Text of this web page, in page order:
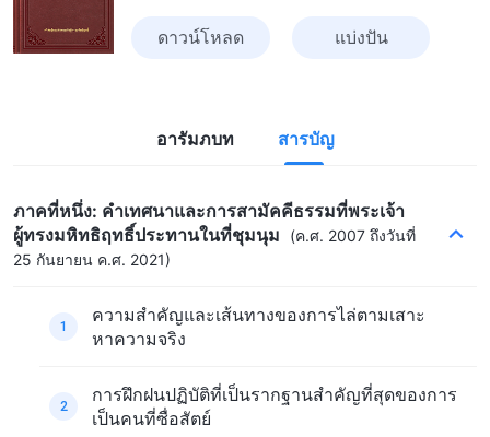
ดาวน์โหลด แบ่งปัน
อารัมภบท สารบัญ
ภาคที่หนึ่ง: คำเทศนาและการสามัคคีธรรมที่พระเจ้า
ผู้ทรงมหิทธิฤทธิ์ประทานในที่ชุมนุม
(ค.ศ. 2007 ถึงวันที่
25 กันยายน ค.ศ. 2021)
1
ความสำคัญและเส้นทางของการไล่ตามเสาะ
หาความจริง
2
การฝึกฝนปฏิบัติที่เป็นรากฐานสำคัญที่สุดของการ
เป็นคนที่ซื่อสัตย์